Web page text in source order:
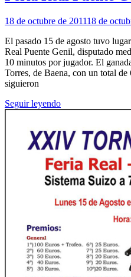
18 de octubre de 201118 de
El pasado 15 de agosto tuvo
Real Puente Genil, disputado
10 minutos por jugador. El
Torres, de Baena, con un total
siguieron
Seguir leyendo